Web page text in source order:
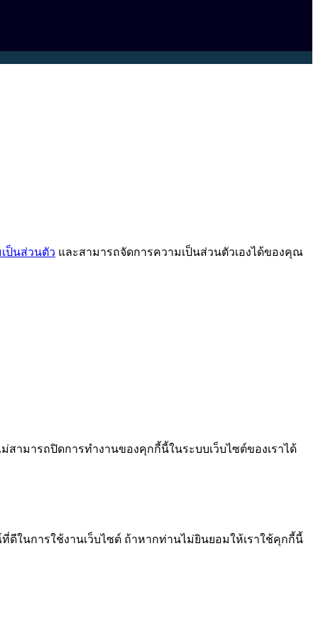
ป็นส่วนตัว และสามารถจัดการความเป็นส่วนตัวเองได้ของคุณ
ามารถปิดการทำงานของคุกกี้นี้ในระบบเว็บไซต์ของเราได้
ในการใช้งานเว็บไซต์ ถ้าหากท่านไม่ยินยอมให้เราใช้คุกกี้นี้